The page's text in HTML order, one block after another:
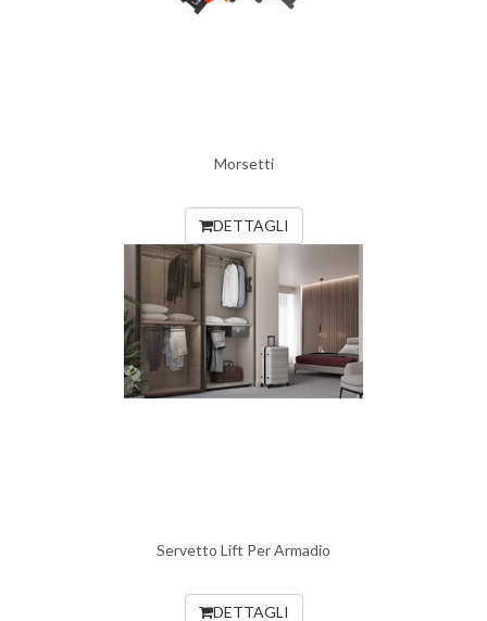
Morsetti
DETTAGLI
Servetto Lift Per Armadio
DETTAGLI